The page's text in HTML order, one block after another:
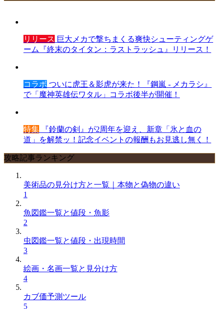
リリース 巨大メカで撃ちまくる爽快シューティングゲ
ーム『終末のタイタン：ラストラッシュ』リリース！
コラボ ついに虎王＆影虎が来た！『鋼嵐 - メカラシ』
で「魔神英雄伝ワタル」コラボ後半が開催！
特集 『鈴蘭の剣』が2周年を迎え、新章「氷と血の
道」を解禁ッ！記念イベントの報酬もお見逃し無く！
攻略記事ランキング
美術品の見分け方と一覧｜本物と偽物の違い
1
魚図鑑一覧と値段・魚影
2
虫図鑑一覧と値段・出現時間
3
絵画・名画一覧と見分け方
4
カブ価予測ツール
5